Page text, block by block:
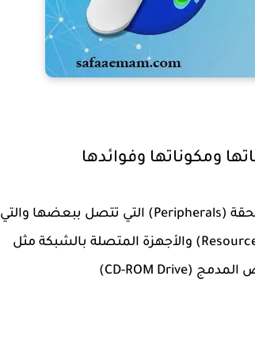
ومكوناتها وفوائدها
تعريف شبكة الحاسب هي مجموعة من أجهزة الحاسب وأجهزة ملحقة (Peripherals) التي تتصل ببعضها والتي
تسمح لمستخدميها أن يشتركوا في استخدام موارد الشبكة (Resources) والأجهزة المتصلة بالشبكة مثل